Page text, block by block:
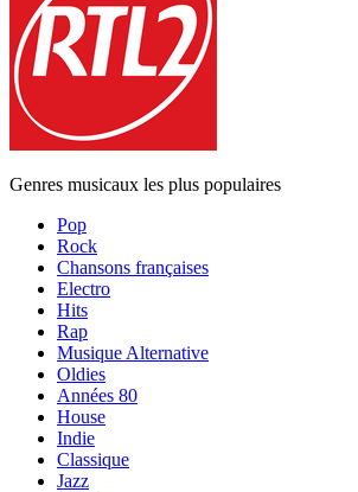
Genres musicaux les plus populaires
Pop
Rock
Chansons françaises
Electro
Hits
Rap
Musique Alternative
Oldies
Années 80
House
Indie
Classique
Jazz